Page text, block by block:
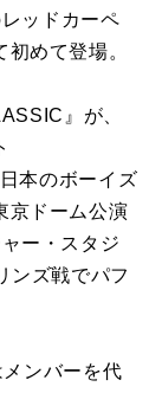
ッドカーペ
めて登場。
』が、
本のボーイズ
京ドーム公演
ー・スタジ
ンズ戦でパフ
ンバーを代